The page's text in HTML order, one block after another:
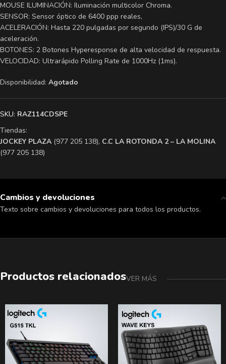
MOUSE ILUMINACIÓN: Iluminación multicolor Chroma.
SENSOR: Sensor óptico de 6400 ppp reales,
ACELERACIÓN: Hasta 220 pulgadas por segundo (IPS)/30 G de
aceleración.
BOTONES: 2 Botones Hyperesponse de alta velocidad de respuesta.
VELOCIDAD: Ultrarápido Polling Rate de 1000Hz (1ms).
Disponibilidad: Agotado
SKU: RAZ114CDSPE
Tiendas:
​JOCKEY PLAZA (977 205 138), ​C.C LA ROTONDA 2 – LA MOLINA
(977 205 138)
Cambios y devoluciones
Texto sobre cambios y devoluciones para todos los productos.
Productos relacionadosVER MÁS